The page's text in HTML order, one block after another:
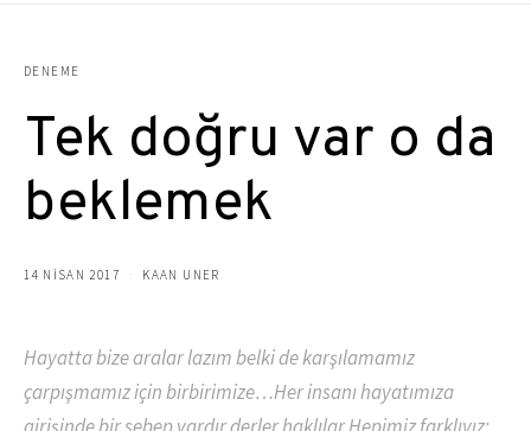
DENEME
Tek doğru var o da
beklemek
14 NISAN 2017 KAAN UNER
Hayatta bize aralar lazım belki de karşılamamız
çarpışmamız için birbirimize…Her insanı hayatımıza